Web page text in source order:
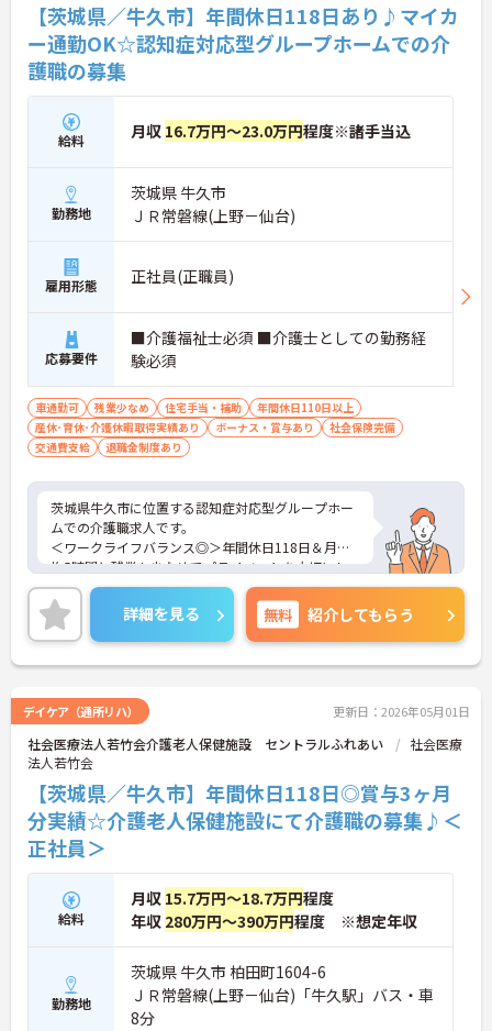
【茨城県／牛久市】年間休日118日あり♪マイカ
ー通勤OK☆認知症対応型グループホームでの介
護職の募集
給料 月収 16.7万円～23.0万円程度※諸手当込
勤務地
茨城県 牛久市
ＪＲ常磐線(上野－仙台)
雇用形態 正社員(正職員)
応募要件
■介護福祉士必須 ■介護士としての勤務経
験必須
車通勤可 残業少なめ 住宅手当・補助
年間休日110日以上
産休･育休･介護休暇取得実績あり
ボーナス・賞与あり
社会保険完備
交通費支給
退職金制度あり
茨城県牛久市に位置する認知症対応型グループホー
ムでの介護職求人です。
＜ワークライフバランス◎＞年間休日118日＆月平
均5時間と残業も少なめでプライベートを大切にし
ながらご勤務いただけます。
＜マイカー通勤OK＞駐車場も完備！雨の日の通勤に
も便利です。
ご興味のある方には、面接対策ポイント等、さらに
詳細をお話ししますのでお気軽にご相談ください！
詳細を見る 無料 紹介してもらう
デイケア（通所リハ） 更新日：2026年05月01日
社会医療法人若竹会介護老人保健施設 セントラルふれあい
社会医療
法人若竹会
【茨城県／牛久市】年間休日118日◎賞与3ヶ月
分実績☆介護老人保健施設にて介護職の募集♪＜
正社員＞
給料
月収 15.7万円～18.7万円程度
年収 280万円～390万円程度 ※想定年収
勤務地
茨城県 牛久市 柏田町1604-6
ＪＲ常磐線(上野－仙台)「牛久駅」バス・車
8分